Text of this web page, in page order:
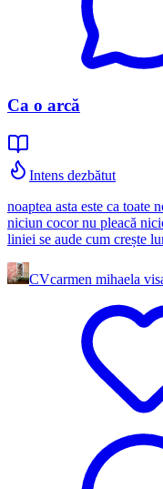
Ca o arcă
Intens dezbătut
noaptea asta este ca
niciun cocor nu pleacă
liniei se aude cum crește
CVcarmen mihaela